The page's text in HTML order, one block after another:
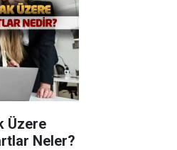
Üzere
Neler?